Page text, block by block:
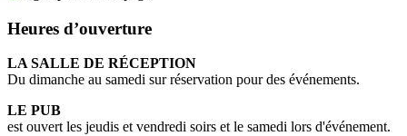
Heures d’ouverture
LA SALLE DE RÉCEPTION
Du dimanche au samedi sur réservation pour des événements.
LE PUB
est ouvert les jeudis et vendredi soirs et le samedi lors d'événement.